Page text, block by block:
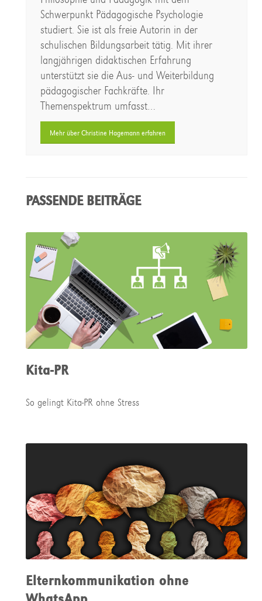
Schwerpunkt Pädagogische Psychologie
studiert. Sie ist als freie Autorin in der
schulischen Bildungsarbeit tätig. Mit ihrer
langjährigen didaktischen Erfahrung
unterstützt sie die Aus- und Weiterbildung
pädagogischer Fachkräfte. Ihr
Themenspektrum umfasst…
Mehr über Christine Hagemann erfahren
PASSENDE BEITRÄGE
Kita-PR
So gelingt Kita-PR ohne Stress
Elternkommunikation ohne